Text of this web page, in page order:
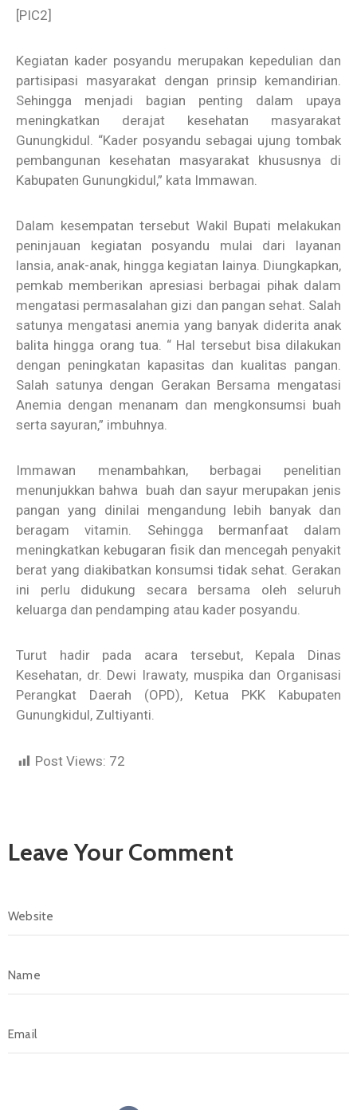
[PIC2]
Kegiatan kader posyandu merupakan kepedulian dan
partisipasi masyarakat dengan prinsip kemandirian.
Sehingga menjadi bagian penting dalam upaya
meningkatkan derajat kesehatan masyarakat
Gunungkidul. “Kader posyandu sebagai ujung tombak
pembangunan kesehatan masyarakat khususnya di
Kabupaten Gunungkidul,” kata Immawan.
Dalam kesempatan tersebut Wakil Bupati melakukan
peninjauan kegiatan posyandu mulai dari layanan
lansia, anak-anak, hingga kegiatan lainya. Diungkapkan,
pemkab memberikan apresiasi berbagai pihak dalam
mengatasi permasalahan gizi dan pangan sehat. Salah
satunya mengatasi anemia yang banyak diderita anak
balita hingga orang tua. “ Hal tersebut bisa dilakukan
dengan peningkatan kapasitas dan kualitas pangan.
Salah satunya dengan Gerakan Bersama mengatasi
Anemia dengan menanam dan mengkonsumsi buah
serta sayuran,” imbuhnya.
Immawan menambahkan, berbagai penelitian
menunjukkan bahwa buah dan sayur merupakan jenis
pangan yang dinilai mengandung lebih banyak dan
beragam vitamin. Sehingga bermanfaat dalam
meningkatkan kebugaran fisik dan mencegah penyakit
berat yang diakibatkan konsumsi tidak sehat. Gerakan
ini perlu didukung secara bersama oleh seluruh
keluarga dan pendamping atau kader posyandu.
Turut hadir pada acara tersebut, Kepala Dinas
Kesehatan, dr. Dewi Irawaty, muspika dan Organisasi
Perangkat Daerah (OPD), Ketua PKK Kabupaten
Gunungkidul, Zultiyanti.
Post Views: 72
Leave Your Comment